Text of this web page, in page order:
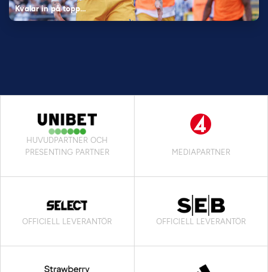
Kvalar in på topp…
HUVUDPARTNER OCH
PRESENTING PARTNER
MEDIAPARTNER
OFFICIELL LEVERANTÖR OFFICIELL LEVERANTÖR